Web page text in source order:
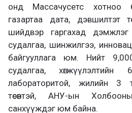
онд Массачусетс хотноо
газартаа дата, дэвшилтэт
шийдвэр гаргахад дэмжлэг
судалгаа, шинжилгээ,
байгууллага юм. Нийт
судалгаа,
лабораторитой, жилийн 3
төсөвтэй, АНУ-ын
санхүүждэг юм байна.